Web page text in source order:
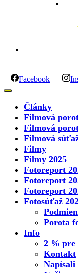
Facebook
Články
Filmová
Filmová
Filmová
Filmy
Filmy 2025
Fotoreport
Fotoreport
Fotoreport
Fotosúťaž
Porota
Info
2 % pre
Kontakt
Napísali